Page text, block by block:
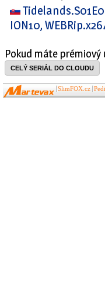
ION10,
Pokud máte
CELÝ SERIÁL DO CLOUDU
SlimFOX.cz